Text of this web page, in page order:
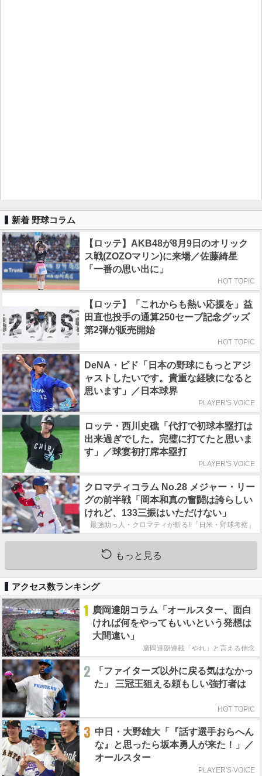
新着 野球コラム
【ロッテ】AKB48が8月9日のオリック
ス戦(ZOZOマリン)に来場／佐藤綺星
「一番の思い出に」
HOT TOPIC
【ロッテ】「これからも熱い応援を」益
田直也投手の通算250セーブ記念グッズ
第2弾が販売開始
HOT TOPIC
DeNA・ビド「日本の野球にもっとアジ
ャストしたいです。貴重な経験になると
思います」／日本球界
PLAYER'S VOICE
ロッテ・西川史礁「代打で初球本塁打は
出来過ぎでした。完璧に打てたと思いま
す」／球宴初打席本塁打
PLAYER'S VOICE
クロマティコラム No.28 メジャー・リー
グの前半戦「岡本和真の奮闘は誇らしい
けれど、133三振はいただけない」
最強助っ人・クロマティが斬る!!「日米・野球考察」
もっと見る
アクセス数ランキング
1 廣岡達朗コラム「オールスター、面白
ければ何をやってもいいという発想は
大間違い」
廣岡達朗連載「やれ」と言える信念
2
「ファイターズ以外に戻る気はなかっ
た」 三冠王狙える頼もしい強打者は
HOT TOPIC
3 中日・大野雄大「『話す選手おらへん
な』と思ったら坂本勇人が来た！」／
オールスター
PLAYER'S VOICE